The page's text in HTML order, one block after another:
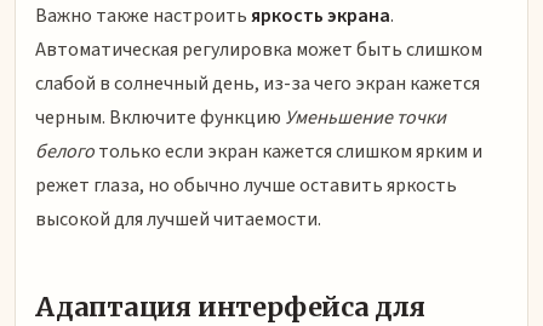
Важно также настроитьяркость экрана.
Автоматическая регулировка может быть слишком
слабой в солнечный день, из-за чего экран кажется
черным. Включите функцию Уменьшение точки
белоготолько если экран кажется слишком ярким и
режет глаза, но обычно лучше оставить яркость
высокой для лучшей читаемости.
Адаптация интерфейса для